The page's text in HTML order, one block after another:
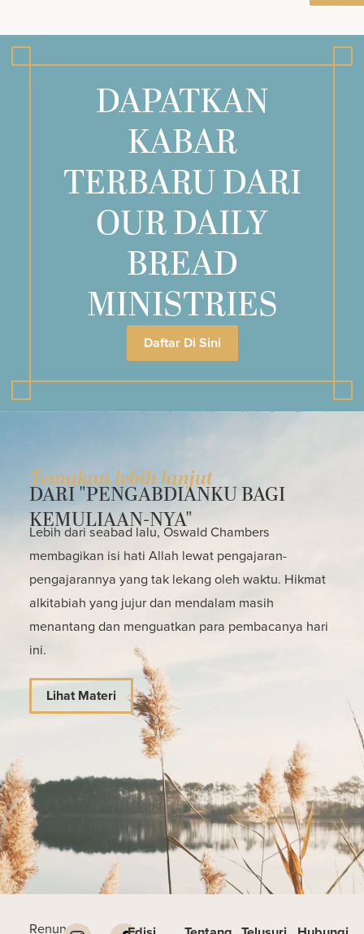
DAPATKAN
KABAR
TERBARU DARI
OUR DAILY
BREAD
MINISTRIES
Daftar Di Sini
Temukan lebih lanjut
DARI "PENGABDIANKU BAGI
KEMULIAAN-NYA"
Lebih dari seabad lalu, Oswald Chambers
membagikan isi hati Allah lewat pengajaran-
pengajarannya yang tak lekang oleh waktu. Hikmat
alkitabiah yang jujur dan mendalam masih
menantang dan menguatkan para pembacanya hari
ini.
Lihat Materi
Renungan